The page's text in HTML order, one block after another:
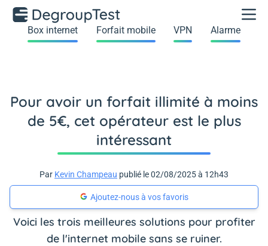
Box internet Forfait mobile VPN Alarme
Pour avoir un forfait illimité à moins
de 5€, cet opérateur est le plus
intéressant
Par Kevin Champeau publié le 02/08/2025 à 12h43
Ajoutez-nous à vos favoris
Voici les trois meilleures solutions pour profiter
de l'internet mobile sans se ruiner.